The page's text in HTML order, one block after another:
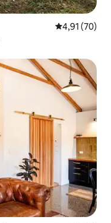
4,91 de uma
4,91 (70)